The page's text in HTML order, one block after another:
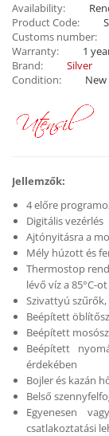
Availability:
Product Code:
Customs number:
Warranty:
1
Brand:
Silver
Condition:
New
Jellemzők:
4 előre
Digitális vezérlés
Ajtónyitásra a
Mély húzott és
Thermostop
lévő víz a 85°C-
Szivattyú
Beépített
Beépített
Beépített
érdekében
Bojler és kazán
Belső
Egyenesen
csatlakoztatási